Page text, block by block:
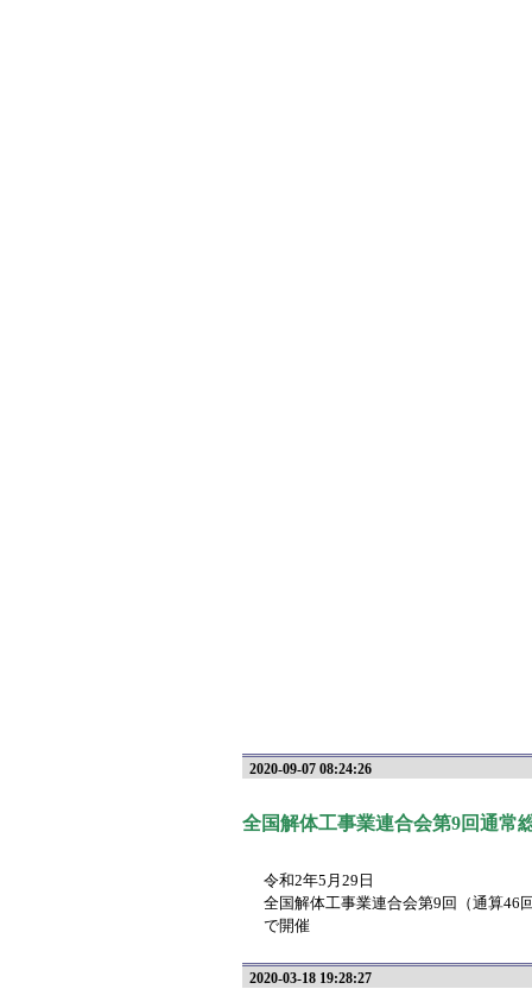
2020-09-07 08:24:26
全国解体工事業連合会第9回通常
令和2年5月29日
全国解体工事業連合会第9回（通算46
で開催
2020-03-18 19:28:27